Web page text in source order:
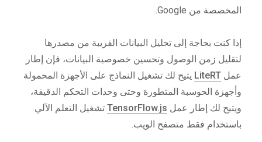
المخصصة من Google.
إذا كنت بحاجة إلى تحليل البيانات القريبة من مصدرها
لتقليل زمن الوصول وتحسين خصوصية البيانات، فإن إطار
عمل LiteRT يتيح لك تشغيل النماذج على الأجهزة المحمولة
وأجهزة الحوسبة المتطورة وحتى وحدات التحكم الدقيقة،
ويتيح لك إطار عمل TensorFlow.js تشغيل التعلم الآلي
باستخدام فقط متصفح الويب.